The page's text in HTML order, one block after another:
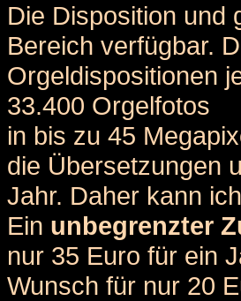
Die Disposition und
Bereich verfügbar.
Orgeldispositionen
33.400 Orgelfotos
in bis zu 45
die Übersetzungen
Jahr. Daher kann
Ein unbegrenzter
nur 35 Euro für ein
Wunsch für nur 20